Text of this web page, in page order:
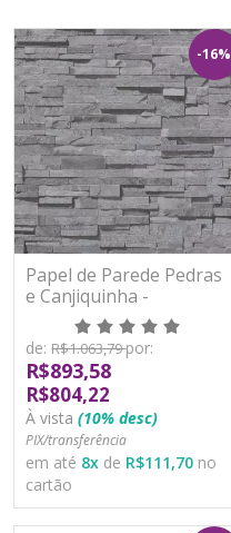
-16%
Papel de Parede Pedras
e Canjiquinha -
Metropolitan Stories 3 -
AS388163 - Vinílico
de: R$1.063,79por:
R$893,58
R$804,22
À vista (10% desc)
PIX/transferência
em até 8x de R$111,70 no
cartão